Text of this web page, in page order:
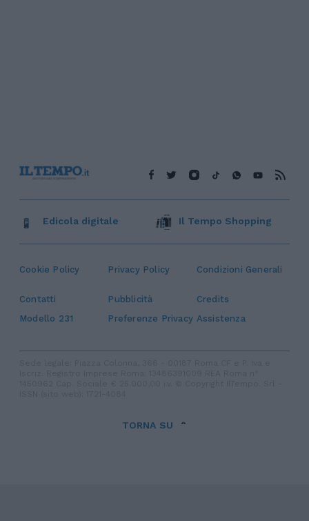
Cookie Policy Privacy Policy Condizioni Generali
Contatti Pubblicità
Credits
Modello 231
Preferenze Privacy Assistenza
Edicola digitale Il Tempo Shopping
TORNA SU